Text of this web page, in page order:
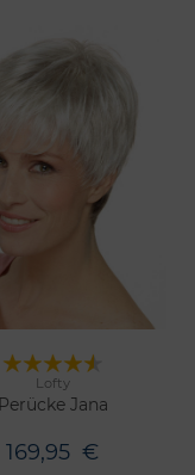
Lofty
Perücke Jana
169,95 €